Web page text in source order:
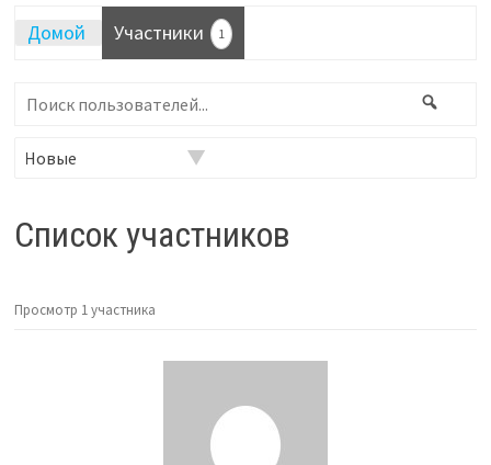
Домой Участники 1
Поиск
Список участников
Просмотр 1 участника